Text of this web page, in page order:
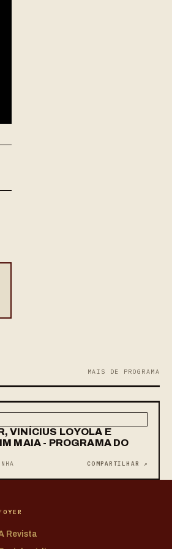
MAIS DE PROGRAMA
VINÍCIUS LOYOLA E
MAIA - PROGRAMA DO
COMPARTILHAR ↗
Revista